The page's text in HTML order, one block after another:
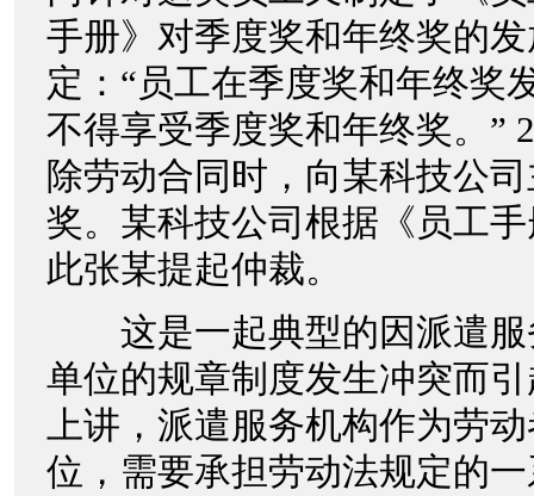
手册》对季度奖和年终奖的
定：“员工在季度奖和年终奖
不得享受季度奖和年终奖。”
除劳动合同时，向某科技公
奖。某科技公司根据《员工
此张某提起仲裁。
这是一起典型的因派遣服
单位的规章制度发生冲突而
上讲，派遣服务机构作为劳
位，需要承担劳动法规定的